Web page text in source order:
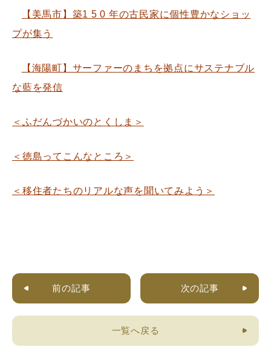
【美馬市】築1 5 0 年の古民家に個性豊かなショッ
プが集う
【海陽町】サーファーのまちを拠点にサステナブル
な藍を発信
＜ふだんづかいのとくしま＞
＜徳島ってこんなところ＞
＜移住者たちのリアルな声を聞いてみよう＞
前の記事 次の記事
一覧へ戻る